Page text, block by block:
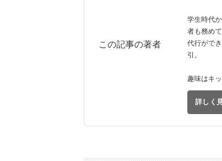
この記事の著者
学生時代
者も務め
代行がで
引。
趣味はキ
詳しく